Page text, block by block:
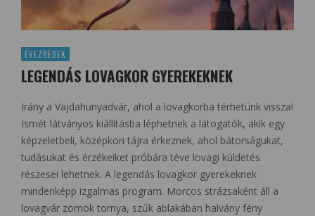
ÉVEZREDEK
LEGENDÁS LOVAGKOR GYEREKEKNEK
Irány a Vajdahunyadvár, ahol a lovagkorba térhetünk vissza!
Ismét látványos kiállításba léphetnek a látogatók, akik egy
képzeletbeli, középkori tájra érkeznek, ahol bátorságukat,
tudásukat és érzékeiket próbára téve lovagi küldetés
részesei lehetnek. A legendás lovagkor gyerekeknek
mindenképp izgalmas program. Morcos strázsaként áll a
lovagvár zömök tornya, szűk ablakában halvány fény